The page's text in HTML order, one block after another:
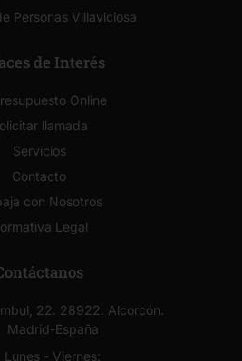
Personas Villaviciosa
de Interés
Online
llamada
Servicios
Contacto
con Nosotros
Legal
22. 28922. Alcorcón.
Madrid-España
Lunes - Viernes: